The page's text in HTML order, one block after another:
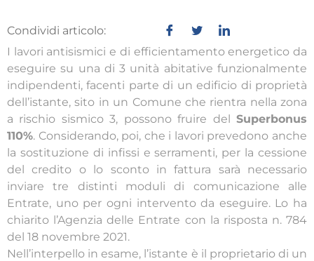
Condividi articolo:
I lavori antisismici e di efficientamento energetico da
eseguire su una di 3 unità abitative funzionalmente
indipendenti, facenti parte di un edificio di proprietà
dell’istante, sito in un Comune che rientra nella zona
a rischio sismico 3, possono fruire del Superbonus
110%. Considerando, poi, che i lavori prevedono anche
la sostituzione di infissi e serramenti, per la cessione
del credito o lo sconto in fattura sarà necessario
inviare tre distinti moduli di comunicazione alle
Entrate, uno per ogni intervento da eseguire. Lo ha
chiarito l’Agenzia delle Entrate con la risposta n. 784
del 18 novembre 2021.
Nell’interpello in esame, l’istante è il proprietario di un